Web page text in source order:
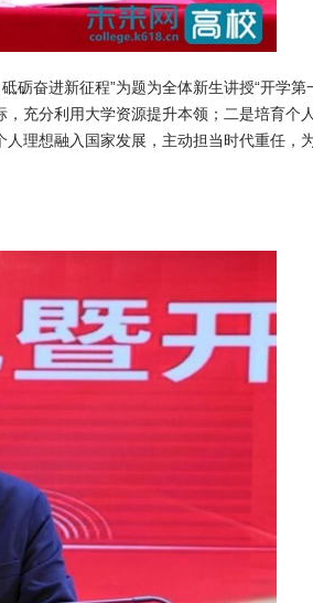
奋进新征程”为题为全体新生讲授“开学第
充分利用大学资源提升本领；二是培育个
理想融入国家发展，主动担当时代重任，